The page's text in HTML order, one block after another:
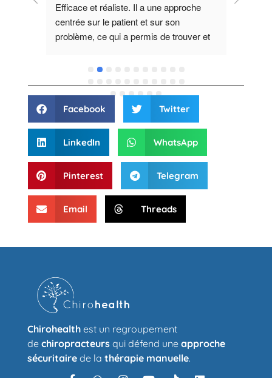
Efficace et réaliste. Il a une approche
centrée sur le patient et sur son
problème, ce qui a permis de trouver et
recommande fortement !Merci
Facebook Twitter
LinkedIn WhatsApp
Pinterest Telegram
Email Threads
Chirohealth est un regroupement
de chiropracteurs qui défend uneapproche
sécuritairede lathérapie manuelle.